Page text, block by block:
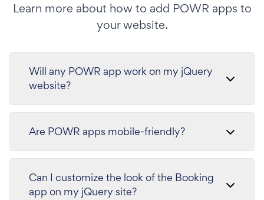
Learn more about how to add POWR apps to
your website.
Will any POWR app work on my jQuery
website?
Are POWR apps mobile-friendly?
Can I customize the look of the Booking
app on my jQuery site?